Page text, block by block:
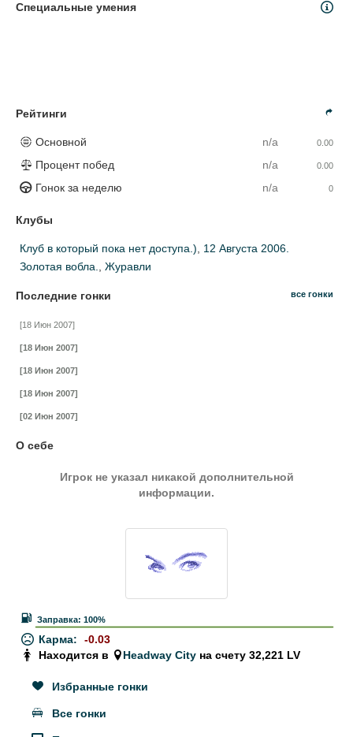
Специальные умения
Рейтинги
Основной n/a 0.00
Процент побед n/a 0.00
Гонок за неделю n/a 0
Клубы
Клуб в который пока нет доступа.), 12 Августа 2006.
Золотая вобла., Журавли
Последние гонки все гонки
[18 Июн 2007]
[18 Июн 2007]
[18 Июн 2007]
[18 Июн 2007]
[02 Июн 2007]
О себе
Игрок не указал никакой дополнительной
информации.
Заправка: 100%
Карма:
-0.03
Находится в
Headway City на счету 32,221 LV
Избранные гонки
Все гонки